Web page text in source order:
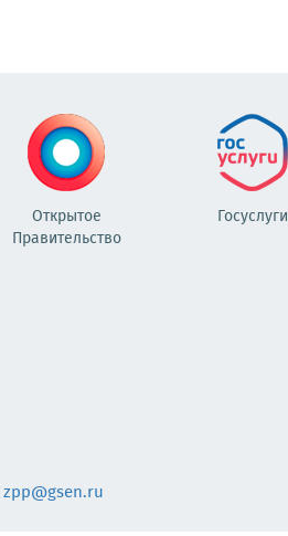
Открытое
Правительство
Госуслуги
zpp@gsen.ru